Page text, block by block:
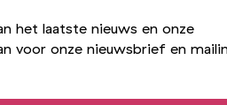
het laatste nieuws en onze
voor onze nieuwsbrief en